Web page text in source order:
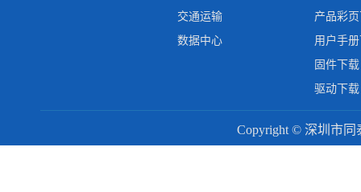
交通运输
数据中心
产品彩
用户手
固件下载
驱动下载
Copyright © 深圳市同